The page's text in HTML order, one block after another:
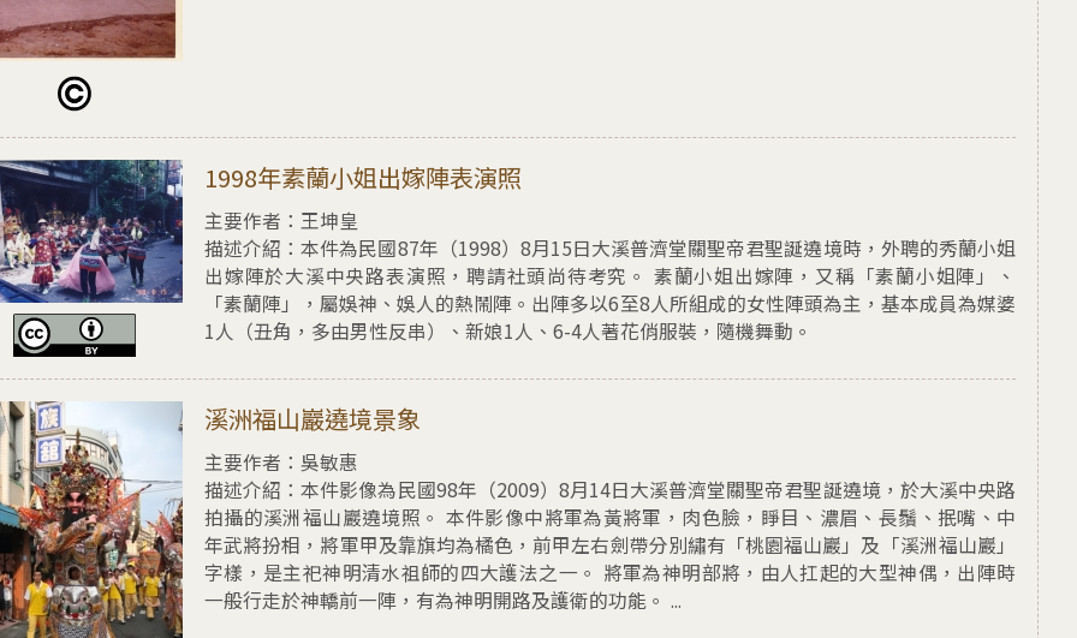
1998年素蘭小姐出嫁陣表演照1998年素蘭小姐出嫁陣表演照
主要作者：王坤皇
描述介紹：本件為民國87年（1998）8月15日大溪普濟堂關聖帝君聖誕遶境時，外聘的秀蘭小姐
出嫁陣於大溪中央路表演照，聘請社頭尚待考究。 素蘭小姐出嫁陣，又稱「素蘭小姐陣」、
「素蘭陣」，屬娛神、娛人的熱鬧陣。出陣多以6至8人所組成的女性陣頭為主，基本成員為媒婆
1人（丑角，多由男性反串）、新娘1人、6-4人著花俏服裝，隨機舞動。
洲福山巖遶境景象 溪洲福山巖遶境景象
主要作者：吳敏惠
描述介紹：本件影像為民國98年（2009）8月14日大溪普濟堂關聖帝君聖誕遶境，於大溪中央路
拍攝的溪洲福山巖遶境照。 本件影像中將軍為黃將軍，肉色臉，睜目、濃眉、長鬚、抿嘴、中
年武將扮相，將軍甲及靠旗均為橘色，前甲左右劍帶分別繡有「桃園福山巖」及「溪洲福山巖」
字樣，是主祀神明清水祖師的四大護法之一。 將軍為神明部將，由人扛起的大型神偶，出陣時
一般行走於神轎前一陣，有為神明開路及護衛的功能。 ...